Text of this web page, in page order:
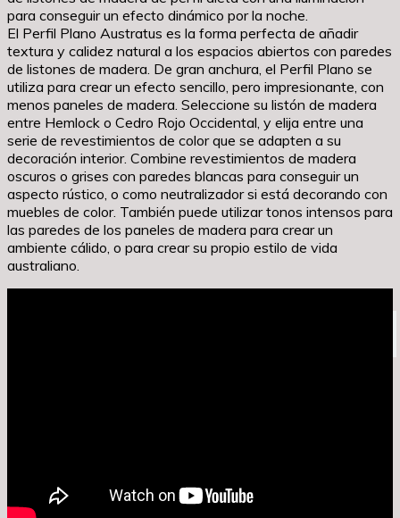
para conseguir un efecto dinámico por la noche.
El Perfil Plano Austratus es la forma perfecta de añadir
textura y calidez natural a los espacios abiertos con paredes
de listones de madera. De gran anchura, el Perfil Plano se
utiliza para crear un efecto sencillo, pero impresionante, con
menos paneles de madera. Seleccione su listón de madera
entre Hemlock o Cedro Rojo Occidental, y elija entre una
serie de revestimientos de color que se adapten a su
decoración interior. Combine revestimientos de madera
oscuros o grises con paredes blancas para conseguir un
aspecto rústico, o como neutralizador si está decorando con
muebles de color. También puede utilizar tonos intensos para
las paredes de los paneles de madera para crear un
ambiente cálido, o para crear su propio estilo de vida
australiano.